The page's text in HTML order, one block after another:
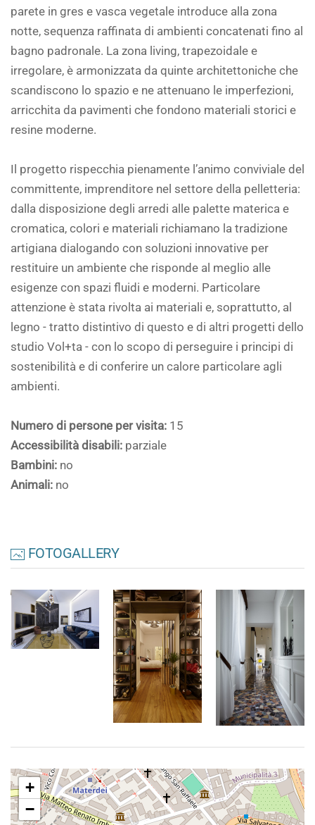
parete in gres e vasca vegetale introduce alla zona
notte, sequenza raffinata di ambienti concatenati fino al
bagno padronale. La zona living, trapezoidale e
irregolare, è armonizzata da quinte architettoniche che
scandiscono lo spazio e ne attenuano le imperfezioni,
arricchita da pavimenti che fondono materiali storici e
resine moderne.
Il progetto rispecchia pienamente l’animo conviviale del
committente, imprenditore nel settore della pelletteria:
dalla disposizione degli arredi alle palette materica e
cromatica, colori e materiali richiamano la tradizione
artigiana dialogando con soluzioni innovative per
restituire un ambiente che risponde al meglio alle
esigenze con spazi fluidi e moderni. Particolare
attenzione è stata rivolta ai materiali e, soprattutto, al
legno - tratto distintivo di questo e di altri progetti dello
studio Vol+ta - con lo scopo di perseguire i principi di
sostenibilità e di conferire un calore particolare agli
ambienti.
Numero di persone per visita: 15
Accessibilità disabili: parziale
Bambini: no
Animali: no
FOTOGALLERY
+
−